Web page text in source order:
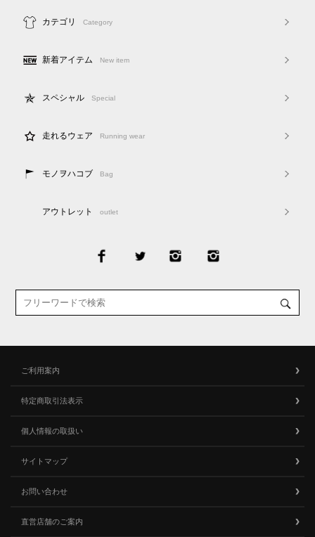
カテゴリ Category
新着アイテム New item
スペシャル Special
走れるウェア Running wear
モノヲハコブ Bag
アウトレット outlet
ご利用案内
特定商取引法表示
個人情報の取扱い
サイトマップ
お問い合わせ
直営店舗のご案内